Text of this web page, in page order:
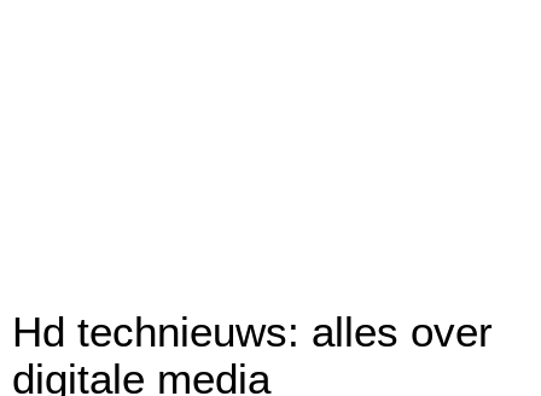
Hd technieuws: alles over
digitale media